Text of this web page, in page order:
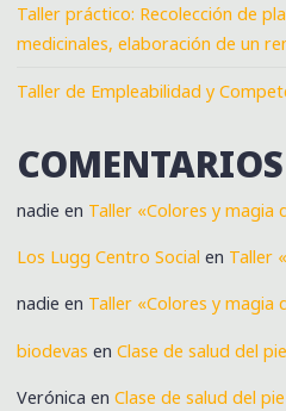
Taller práctico: Recolección de
medicinales, elaboración de un
Taller de Empleabilidad y
nadie en Taller «Colores y magia
Los Lugg Centro Social en Taller
nadie en Taller «Colores y magia
biodevas enClase de salud del
Verónica enClase de salud del